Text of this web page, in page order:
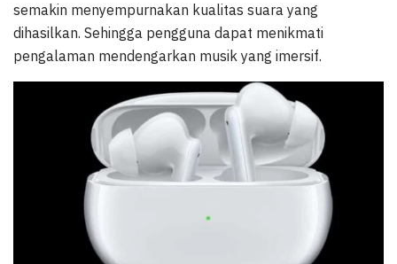
semakin menyempurnakan kualitas suara yang
dihasilkan. Sehingga pengguna dapat menikmati
pengalaman mendengarkan musik yang imersif.